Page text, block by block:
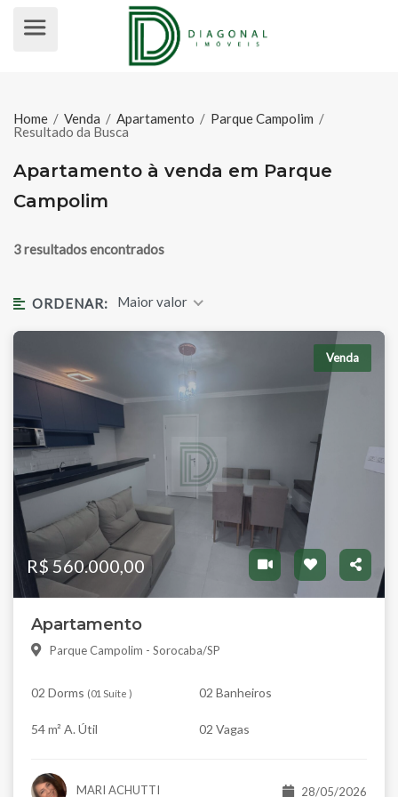
Home / Venda / Apartamento / Parque Campolim /
Resultado da Busca
Apartamento à venda em Parque
Campolim
3 resultados encontrados
ORDENAR: Maior valor
Venda
R$ 560.000,00
Apartamento
Parque Campolim - Sorocaba/SP
02 Dorms (01 Suíte ) 02 Banheiros
54 m² A. Útil 02 Vagas
MARI ACHUTTI 28/05/2026